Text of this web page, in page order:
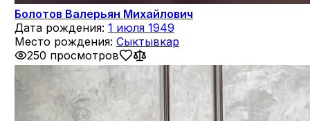
Болотов Валерьян Михайлович
Дата рождения: 1 июля 1949
Место рождения: Сыктывкар
250 просмотров